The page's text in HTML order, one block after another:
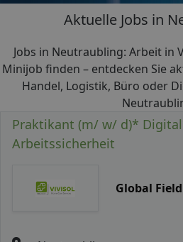
Aktuelle Jobs in
Jobs in Neutraubling: Arbeit in
Minijob finden – entdecken Sie
Handel, Logistik, Büro oder
Praktikant (m/ w/ d)*
Arbeitssicherheit
Global Field